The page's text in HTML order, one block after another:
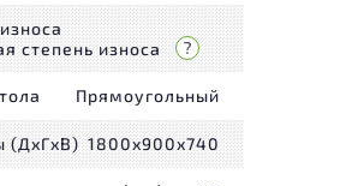
степень износа
Прямоугольный
(ДxГxВ) 1800x900x740